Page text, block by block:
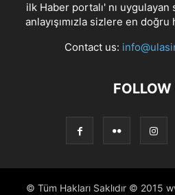
ilk Haber portalı' nı
anlayışımızla sizlere en
Contact us:
FOLLOW
© Tüm Hakları Saklıdır © 2015